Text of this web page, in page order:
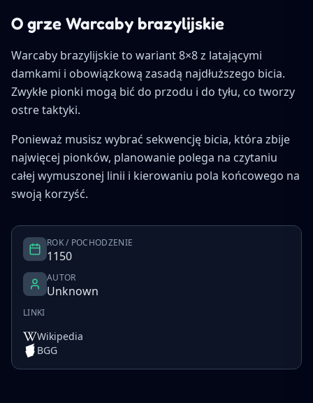
O grze Warcaby brazylijskie
Warcaby brazylijskie to wariant 8×8 z latającymi
damkami i obowiązkową zasadą najdłuższego bicia.
Zwykłe pionki mogą bić do przodu i do tyłu, co tworzy
ostre taktyki.
Ponieważ musisz wybrać sekwencję bicia, która zbije
najwięcej pionków, planowanie polega na czytaniu
całej wymuszonej linii i kierowaniu pola końcowego na
swoją korzyść.
ROK / POCHODZENIE
1150
AUTOR
Unknown
LINKI
Wikipedia
BGG